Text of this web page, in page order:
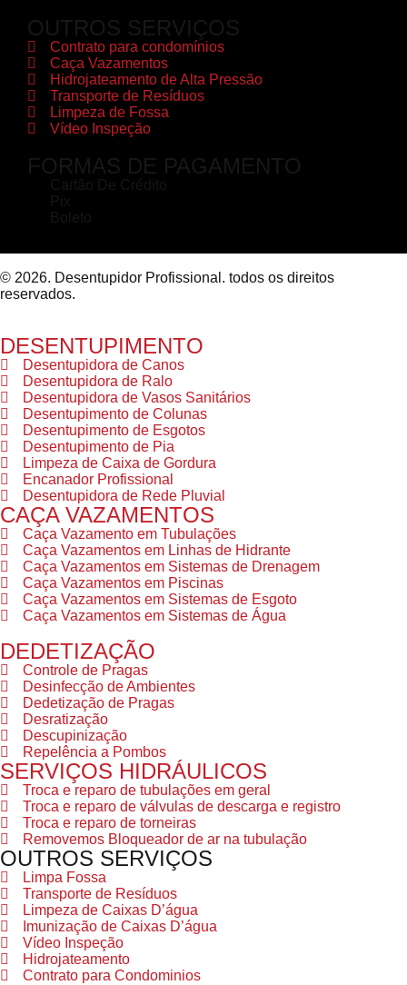
OUTROS SERVIÇOS
Contrato para condomínios
Caça Vazamentos
Hidrojateamento de Alta Pressão
Transporte de Resíduos
Limpeza de Fossa
Vídeo Inspeção
FORMAS DE PAGAMENTO
© 2026. Desentupidor Profissional. todos os direitos
reservados.
DESENTUPIMENTO
Desentupidora de Canos
Desentupidora de Ralo
Desentupidora de Vasos Sanitários
Desentupimento de Colunas
Desentupimento de Esgotos
Desentupimento de Pia
Limpeza de Caixa de Gordura
Encanador Profissional
Desentupidora de Rede Pluvial
CAÇA VAZAMENTOS
Caça Vazamento em Tubulações
Caça Vazamentos em Linhas de Hidrante
Caça Vazamentos em Sistemas de Drenagem
Caça Vazamentos em Piscinas
Caça Vazamentos em Sistemas de Esgoto
Caça Vazamentos em Sistemas de Água
DEDETIZAÇÃO
Controle de Pragas
Desinfecção de Ambientes
Dedetização de Pragas
Desratização
Descupinização
Repelência a Pombos
SERVIÇOS HIDRÁULICOS
Troca e reparo de tubulações em geral
Troca e reparo de válvulas de descarga e registro
Troca e reparo de torneiras
Removemos Bloqueador de ar na tubulação
OUTROS SERVIÇOS
Limpa Fossa
Transporte de Resíduos
Limpeza de Caixas D’água
Imunização de Caixas D’água
Vídeo Inspeção
Hidrojateamento
Contrato para Condominios